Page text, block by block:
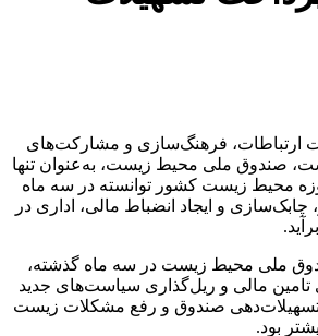
ارتباطات، فرهنگ‌سازی و مشارکت‌های
صندوق ملی محیط زیست، به‌عنوان تنها
محیط زیست کشور توانسته در سه ماه
چابک‌سازی و ایجاد انضباط مالی، اداری در
ملی محیط زیست در سه ماه گذشته،
مالی و ریل‌گذاری سیاست‌های جدید
صندوق و رفع مشکلات زیست
بود.